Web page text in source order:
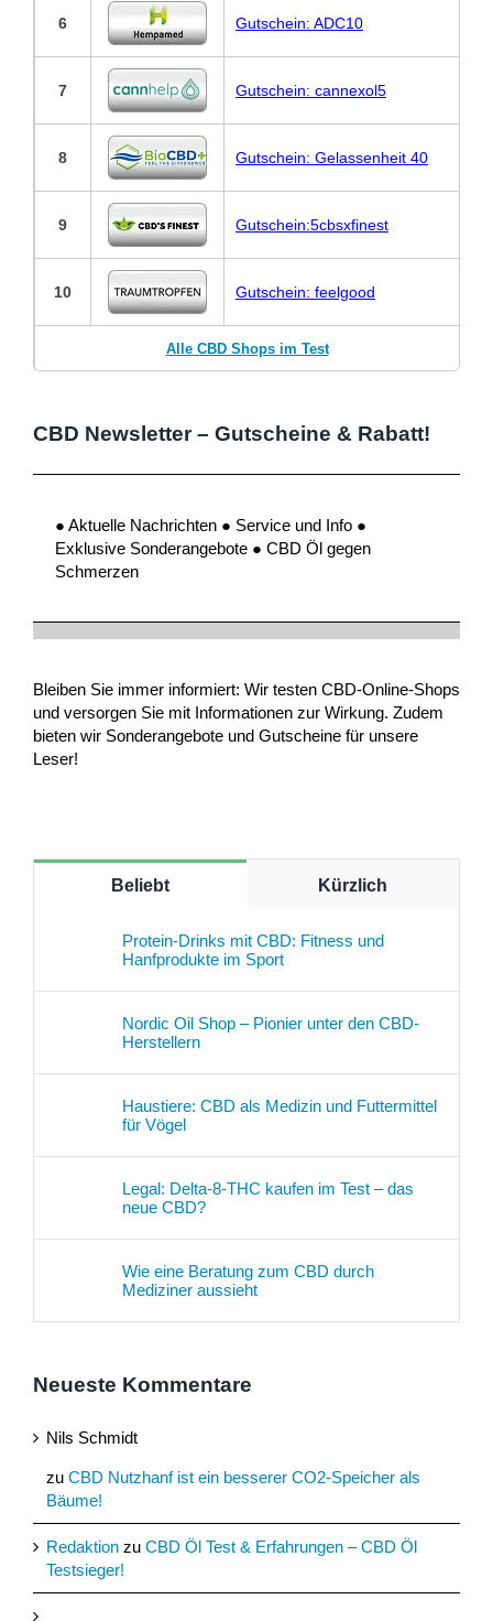
6 Gutschein: ADC10
7 Gutschein: cannexol5
8 Gutschein: Gelassenheit 40
9 Gutschein:5cbsxfinest
10 Gutschein: feelgood
Alle CBD Shops im Test
CBD Newsletter – Gutscheine & Rabatt!
● Aktuelle Nachrichten ● Service und Info ●
Exklusive Sonderangebote ● CBD Öl gegen
Schmerzen
Bleiben Sie immer informiert: Wir testen CBD-Online-Shops
und versorgen Sie mit Informationen zur Wirkung. Zudem
bieten wir Sonderangebote und Gutscheine für unsere
Leser!
Beliebt Kürzlich
Protein-Drinks mit CBD: Fitness und
Hanfprodukte im Sport
Nordic Oil Shop – Pionier unter den CBD-
Herstellern
Haustiere: CBD als Medizin und Futtermittel
für Vögel
Legal: Delta-8-THC kaufen im Test – das
neue CBD?
Wie eine Beratung zum CBD durch
Mediziner aussieht
Neueste Kommentare
Nils Schmidt
zu CBD Nutzhanf ist ein besserer CO2-Speicher als
Bäume!
Redaktion zu CBD Öl Test & Erfahrungen – CBD Öl
Testsieger!